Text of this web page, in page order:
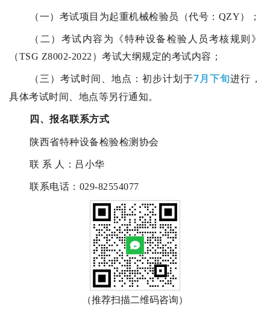
（一）考试项目为起重机械检验员（代号：QZY）；
（二）考试内容为《特种设备检验人员考核规则》
（TSG Z8002-2022）考试大纲规定的考试内容；
（三）考试时间、地点：初步计划于7月下旬进行，
具体考试时间、地点等另行通知。
四、 报名联系方式
陕西省特种设备检验检测协会
联 系 人：吕小华
联系电话：029-82554077
（推荐扫描二维码咨询）